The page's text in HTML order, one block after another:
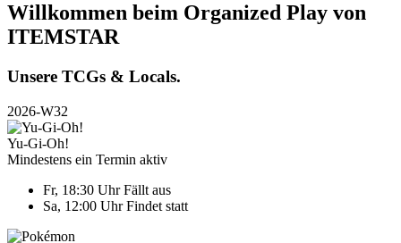
Willkommen beim Organized Play von
ITEMSTAR
Unsere TCGs & Locals.
2026-W32
Yu-Gi-Oh!
Mindestens ein Termin aktiv
Fr, 18:30 Uhr Fällt aus
Sa, 12:00 Uhr Findet statt